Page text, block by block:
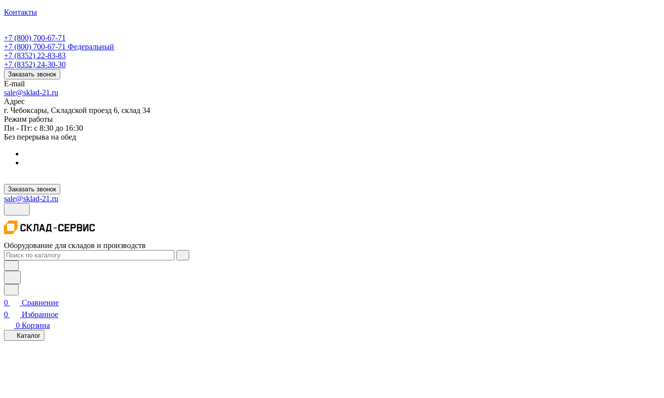
Контакты
+7 (800) 700-67-71
+7 (800) 700-67-71 Федеральный
+7 (8352) 22-83-83
+7 (8352) 24-30-30
Заказать звонок
E-mail
sale@sklad-21.ru
Адрес
г. Чебоксары, Складской проезд 6, склад 34
Режим работы
Пн - Пт: с 8:30 до 16:30
Без перерыва на обед
Заказать звонок
sale@sklad-21.ru
Оборудование для складов и производств
0
Сравнение
0
Избранное
0 Корзина
Каталог